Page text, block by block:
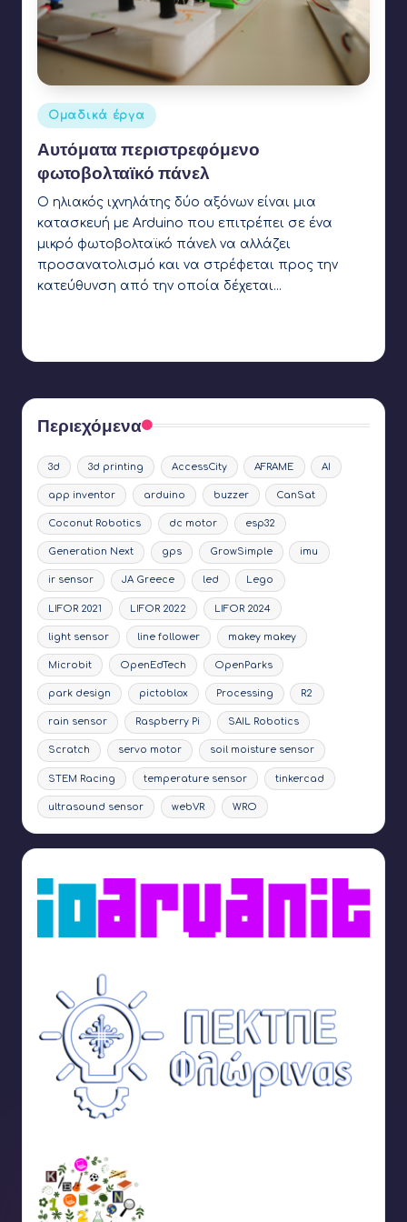
Αναρτήθηκε
σε
Ομαδικά έργα
Αυτόματα περιστρεφόμενο
φωτοβολταϊκό πάνελ
Ο ηλιακός ιχνηλάτης δύο αξόνων είναι μια
κατασκευή με Arduino που επιτρέπει σε ένα
μικρό φωτοβολταϊκό πάνελ να αλλάζει
προσανατολισμό και να στρέφεται προς την
κατεύθυνση από την οποία δέχεται…
Περιεχόμενα
3d 3d printing AccessCity AFRAME AI
app inventor arduino buzzer CanSat
Coconut Robotics dc motor esp32
Generation Next gps GrowSimple imu
ir sensor JA Greece led Lego
LIFOR 2021 LIFOR 2022 LIFOR 2024
light sensor line follower makey makey
Microbit OpenEdTech OpenParks
park design pictoblox Processing R2
rain sensor Raspberry Pi SAIL Robotics
Scratch servo motor soil moisture sensor
STEM Racing temperature sensor tinkercad
ultrasound sensor webVR WRO